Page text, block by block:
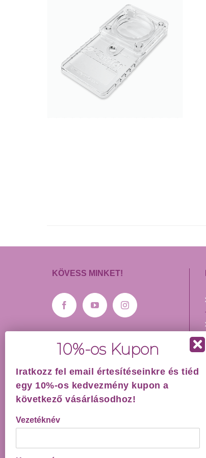
KÖVESS MINKET!
IRATKOZZ FEL
Vezetéknév
Keresztnév
Iratkozz fel email értesítéseinkre és tiéd
egy 10%-os kedvezmény kupon a
következő vásárlásodhoz!
Vezetéknév